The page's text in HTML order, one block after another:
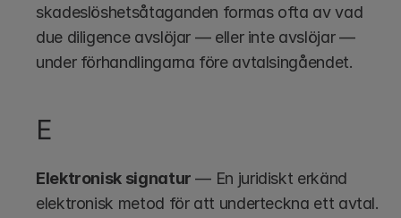
skadeslöshetsåtaganden formas ofta av vad
due diligence avslöjar — eller inte avslöjar —
under förhandlingarna före avtalsingåendet.
E
Elektronisk signatur — En juridiskt erkänd
elektronisk metod för att underteckna ett avtal.